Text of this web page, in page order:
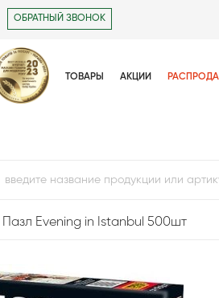
ОБРАТНЫЙ ЗВОНОК
ТОВАРЫ АКЦИИ
Пазл Evening in Istanbul 500шт